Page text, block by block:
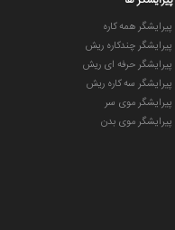
پیرایشگر همه کاره
پیرایشگر چندکاره ریش
پیرایشگر حرفه ای ریش
پیرایشگر سه کاره ریش
پیرایشگر موی سر
پیرایشگر موی بدن